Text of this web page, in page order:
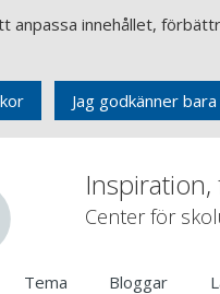
anpassa innehållet,
Jag godkänner
Center för
Tema Bloggar